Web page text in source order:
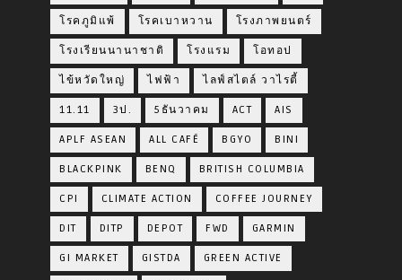
โรคภูมิแพ้ โรคเบาหวาน โรงภาพยนตร์
โรงเรียนนานาชาติ โรงแรม โอทอป
ไข้หวัดใหญ่ ไฟฟ้า ไลฟ์สไตล์ วาไรตี้
11.11 3ป. 5ธันวาคม ACT AIS
APLF ASEAN ALL CAFÉ BGYO BINI
BLACKPINK BENQ BRITISH COLUMBIA
CPI CLIMATE ACTION COFFEE JOURNEY
DIT DITP DEPOT FWD GARMIN
GI MARKET GISTDA GREEN ACTIVE